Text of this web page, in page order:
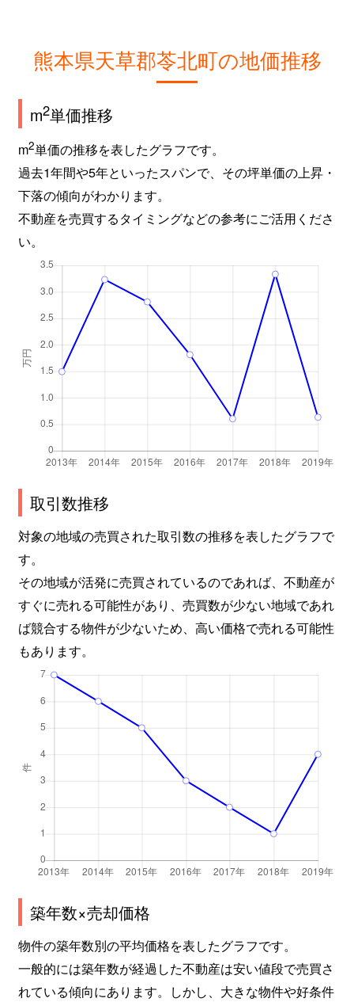
熊本県天草郡苓北町の地価推移
m2単価推移
m2単価の推移を表したグラフです。
過去1年間や5年といったスパンで、その坪単価の上昇・
下落の傾向がわかります。
不動産を売買するタイミングなどの参考にご活用くださ
い。
取引数推移
対象の地域の売買された取引数の推移を表したグラフで
す。
その地域が活発に売買されているのであれば、不動産が
すぐに売れる可能性があり、売買数が少ない地域であれ
ば競合する物件が少ないため、高い価格で売れる可能性
もあります。
築年数×売却価格
物件の築年数別の平均価格を表したグラフです。
一般的には築年数が経過した不動産は安い値段で売買さ
れている傾向にあります。しかし、大きな物件や好条件